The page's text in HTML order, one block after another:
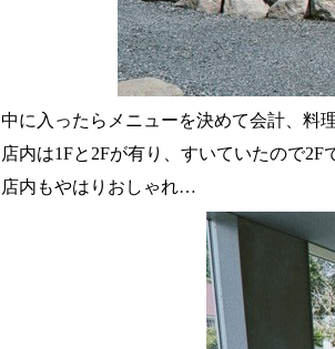
中に入ったらメニューを決めて会計、料
店内は1Fと2Fが有り、すいていたので2F
店内もやはりおしゃれ…